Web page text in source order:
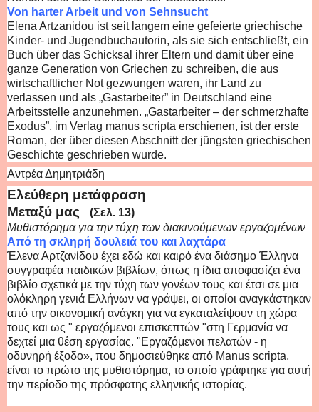
Von harter Arbeit und von Sehnsucht
Elena Artzanidou ist seit langem eine gefeierte griechische
Kinder- und Jugendbuchautorin, als sie sich entschließt, ein
Buch über das Schicksal ihrer Eltern und damit über eine
ganze Generation von Griechen zu schreiben, die aus
wirtschaftlicher Not gezwungen waren, ihr Land zu
verlassen und als „Gastarbeiter” in Deutschland eine
Arbeitsstelle anzunehmen. „Gastarbeiter – der schmerzhafte
Exodus”, im Verlag manus scripta erschienen, ist der erste
Roman, der über diesen Abschnitt der jüngsten griechischen
Geschichte geschrieben wurde.
Αντρέα Δημητριάδη
Ελεύθερη μετάφραση
Μεταξύ μας
(Σελ. 13)
Μυθιστόρημα για την τύχη των διακινούμενων εργαζομένων
Από τη σκληρή δουλειά του και λαχτάρα
Έλενα Αρτζανίδου έχει εδώ και καιρό ένα διάσημο Έλληνα
συγγραφέα παιδικών βιβλίων, όπως η ίδια αποφασίζει ένα
βιβλίο σχετικά με την τύχη των γονέων τους και έτσι σε μια
ολόκληρη γενιά Ελλήνων να γράψει, οι οποίοι αναγκάστηκαν
από την οικονομική ανάγκη για να εγκαταλείψουν τη χώρα
τους και ως " εργαζόμενοι επισκεπτών "στη Γερμανία να
δεχτεί μια θέση εργασίας. "Εργαζόμενοι πελατών - η
οδυνηρή έξοδο», που δημοσιεύθηκε από Manus scripta,
είναι το πρώτο της μυθιστόρημα, το οποίο γράφτηκε για αυτή
την περίοδο της πρόσφατης ελληνικής ιστορίας.